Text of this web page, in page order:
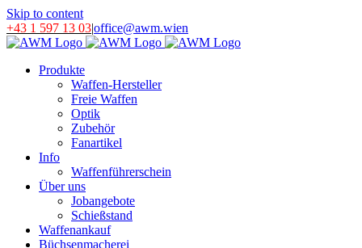
Skip to content
+43 1 597 13 03|office@awm.wien
Produkte
Waffen-Hersteller
Freie Waffen
Optik
Zubehör
Fanartikel
Info
Waffenführerschein
Über uns
Jobangebote
Schießstand
Waffenankauf
Büchsenmacherei